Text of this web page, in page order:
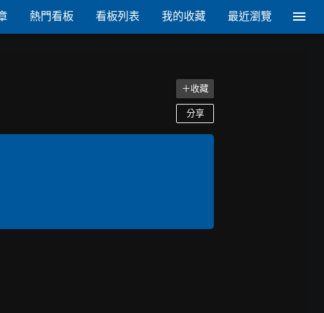
熱門看板 看板列表 我的收藏 最近瀏覽
＋收藏
分享